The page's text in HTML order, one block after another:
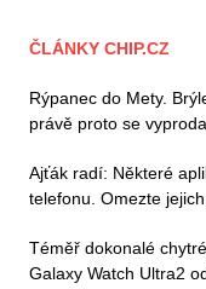
ČLÁNKY CHIP.CZ
Rýpanec do Mety.
právě proto se
Ajťák radí: Některé
telefonu. Omezte
Téměř dokonalé
Galaxy Watch Ultra2